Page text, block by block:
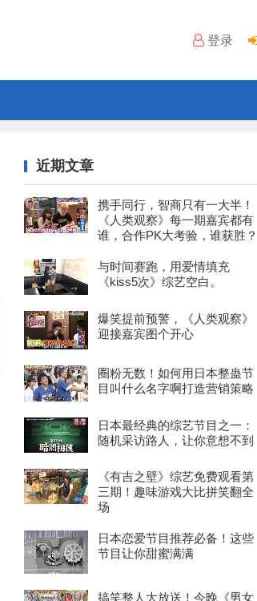
登录
近期文章
携手同行，智商只有一大半！
《人类观察》每一期嘉宾都有
谁，合作PK大考验，谁获胜？
与时间赛跑，用爱情填充
《kiss5次》综艺空白。
爆笑提前预警，《人类观察》
迎接嘉宾图个开心
圈粉无数！如何用日本整蛊节
目叫什么名字啊打造营销策略
日本最经典的综艺节目之一：
随机采访路人，让你意想不到
《有吉之壁》综艺免费观看第
三期！趣味游戏大比拼笑翻全
场
日本恋爱节目推荐必备！这些
节目让你甜蜜满满
搞笑整人大放送！今晚《男女